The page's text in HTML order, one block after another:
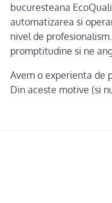
bucuresteana
automatizarea si
nivel de
promptitudine si ne
Avem o experienta de
Din aceste motive (si